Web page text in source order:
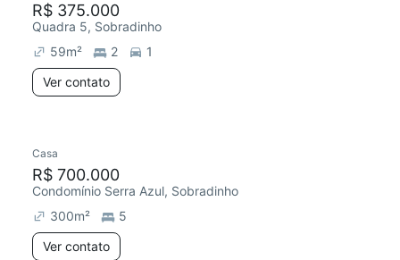
R$ 375.000
Quadra 5, Sobradinho
59m² 2
1
Ver contato
Chegou este mês
Casa
R$ 700.000
Condomínio Serra Azul, Sobradinho
300m²
5
Ver contato